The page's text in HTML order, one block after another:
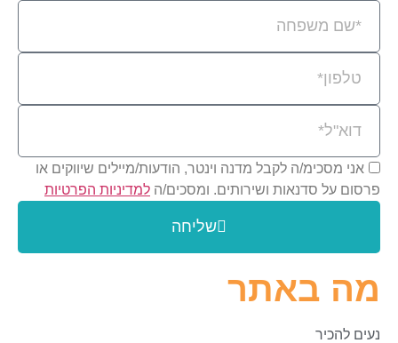
אני מסכימ/ה לקבל מדנה וינטר, הודעות/מיילים שיווקים או
פרסום על סדנאות ושירותים. ומסכים/ה למדיניות הפרטיות
שליחה
מה באתר
נעים להכיר